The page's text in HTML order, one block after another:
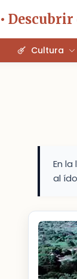
Descubrir
Cultura
En
al